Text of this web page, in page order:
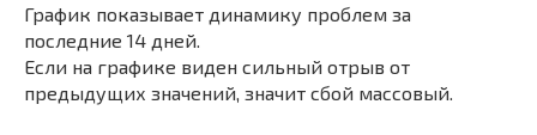
График показывает динамику проблем за
последние 14 дней.
Если на графике виден сильный отрыв от
предыдущих значений, значит сбой массовый.